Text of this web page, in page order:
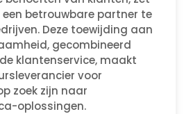
betrouwbare partner te
Deze toewijding aan
gecombineerd
klantenservice, maakt
voor
zoek zijn naar
oplossingen.